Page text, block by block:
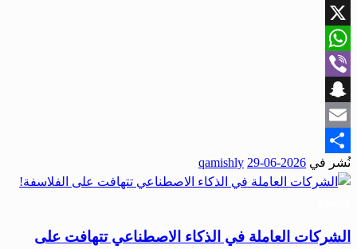
Facebook
X
WhatsApp
Viber
Snapchat
Email
Share
نُشر في 2026-06-29
qamishly
الشركات العاملة في الذكاء الاصطناعي تتهافت على